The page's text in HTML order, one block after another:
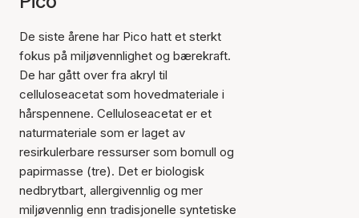
De siste årene har Pico hatt et sterkt
fokus på miljøvennlighet og bærekraft.
De har gått over fra akryl til
celluloseacetat som hovedmateriale i
hårspennene. Celluloseacetat er et
naturmateriale som er laget av
resirkulerbare ressurser som bomull og
papirmasse (tre). Det er biologisk
nedbrytbart, allergivennlig og mer
miljøvennlig enn tradisjonelle syntetiske